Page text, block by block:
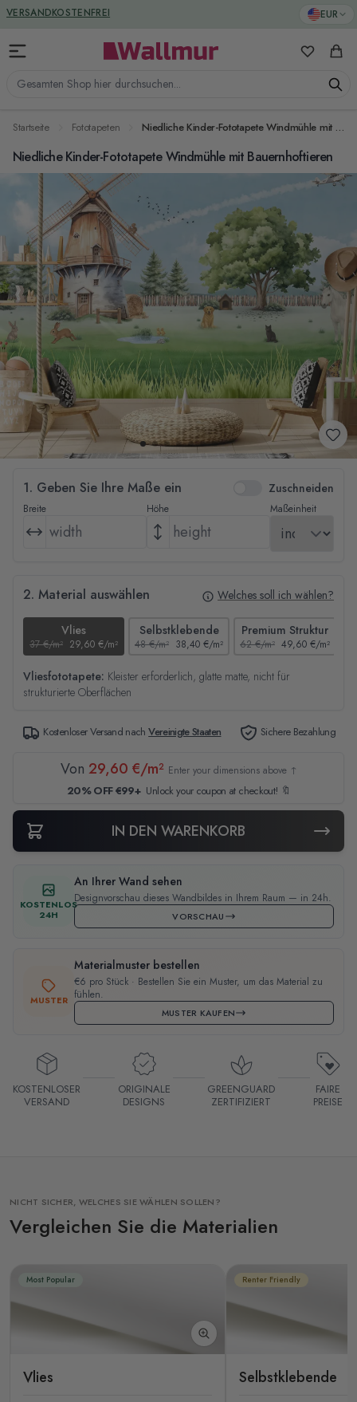
Zum Inhalt springen EUR
Gesamten Shop hier durchsuchen...
Meine
VERSANDKOSTENFREI
GREENGUARD ZERTIFIZIERT
Startseite Fototapeten Niedliche Kinder-Fototapete Windmühle mit Bauernhoftieren
Niedliche Kinder-Fototapete Windmühle mit Bauernhoftieren
1. Geben Sie Ihre Maße ein Zuschneiden
Breite Höhe Maßeinheit
2. Material auswählen Welches soll ich wählen?
Vlies
37 €/m² 29,60 €/m²
Selbstklebende
48 €/m² 38,40 €/m²
Premium Struktur
62 €/m² 49,60 €/m²
Vliesfototapete: Kleister erforderlich, glatte matte, nicht für
strukturierte Oberflächen
Kostenloser Versand nachVereinigte Staaten Sichere Bezahlung
Von 29,60 €/m² Enter your dimensions above ↑
20% OFF €99+ Unlock your coupon at checkout! 🔖
IN DEN WARENKORB
KOSTENLOS
24H
An Ihrer Wand sehen
Designvorschau dieses Wandbildes in Ihrem Raum — in 24h.
VORSCHAU
MUSTER
Materialmuster bestellen
€6 pro Stück · Bestellen Sie ein Muster, um das Material zu
fühlen.
MUSTER KAUFEN
KOSTENLOSER
VERSAND
ORIGINALE
DESIGNS
GREENGUARD
ZERTIFIZIERT
FAIRE
PREISE
NICHT SICHER, WELCHES SIE WÄHLEN SOLLEN?
Vergleichen Sie die Materialien
Most Popular
Vlies
Renter Friendly
Selbstklebende